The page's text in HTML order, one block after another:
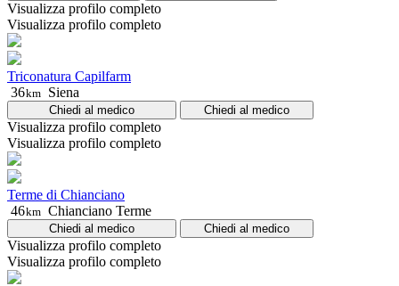
Visualizza profilo completo
Visualizza profilo completo
Triconatura Capilfarm
36km Siena
Chiedi al medico Chiedi al medico
Visualizza profilo completo
Visualizza profilo completo
Terme di Chianciano
46km Chianciano Terme
Chiedi al medico Chiedi al medico
Visualizza profilo completo
Visualizza profilo completo